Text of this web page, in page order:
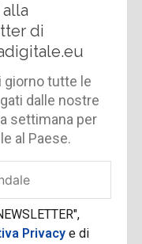
di
giorno tutte le
dalle nostre
settimana per
al Paese.
Privacye di